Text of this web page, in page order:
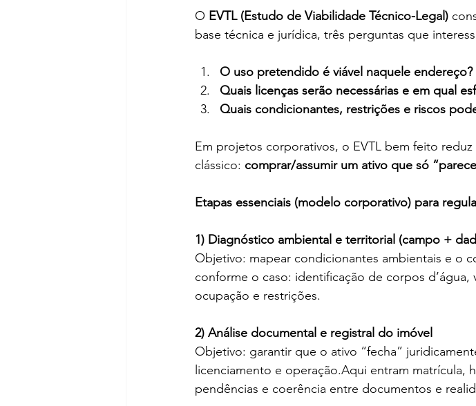
O EVTL (Estudo de Viabilidade Técnico-Legal)
base técnica e jurídica, três perguntas que
O uso pretendido é viável naquele endereço?
Quais licenças serão necessárias e em qual
Quais condicionantes, restrições e riscos
Em projetos corporativos, o EVTL bem feito
clássico: comprar/assumir um ativo que só
Etapas essenciais (modelo corporativo) para
1) Diagnóstico ambiental e territorial (campo +
Objetivo: mapear condicionantes ambientais e o
conforme o caso: identificação de corpos d’água,
ocupação e restrições.
2) Análise documental e registral do imóvel
Objetivo: garantir que o ativo “fecha”
licenciamento e operação.Aqui entram matrícula,
pendências e coerência entre documentos e